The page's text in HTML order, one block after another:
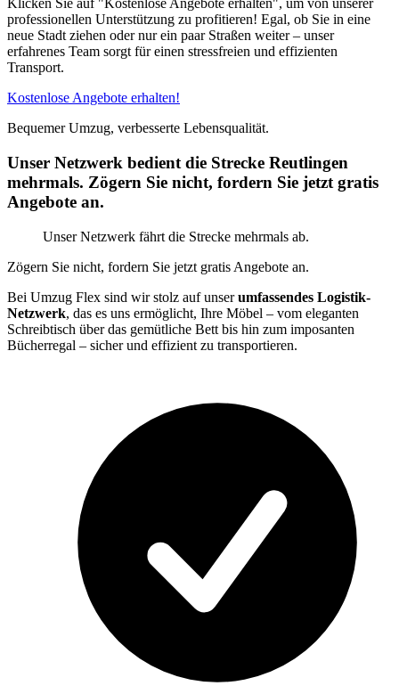
Klicken Sie auf "Kostenlose Angebote erhalten", um von unserer
professionellen Unterstützung zu profitieren! Egal, ob Sie in eine
neue Stadt ziehen oder nur ein paar Straßen weiter – unser
erfahrenes Team sorgt für einen stressfreien und effizienten
Transport.
Kostenlose Angebote erhalten!
Bequemer Umzug, verbesserte Lebensqualität.
Unser Netzwerk bedient die Strecke Reutlingen
mehrmals. Zögern Sie nicht, fordern Sie jetzt gratis
Angebote an.
Unser Netzwerk fährt die Strecke mehrmals ab.
Zögern Sie nicht, fordern Sie jetzt gratis Angebote an.
Bei Umzug Flex sind wir stolz auf unserumfassendes Logistik-
Netzwerk, das es uns ermöglicht, Ihre Möbel – vom eleganten
Schreibtisch über das gemütliche Bett bis hin zum imposanten
Bücherregal – sicher und effizient zu transportieren.